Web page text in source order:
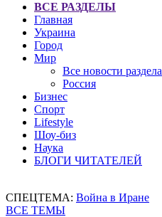
ВСЕ РАЗДЕЛЫ
Главная
Украина
Город
Мир
Все новости раздела
Россия
Бизнес
Спорт
Lifestyle
Шоу-биз
Наука
БЛОГИ ЧИТАТЕЛЕЙ
СПЕЦТЕМА: Война в Иране
ВСЕ ТЕМЫ